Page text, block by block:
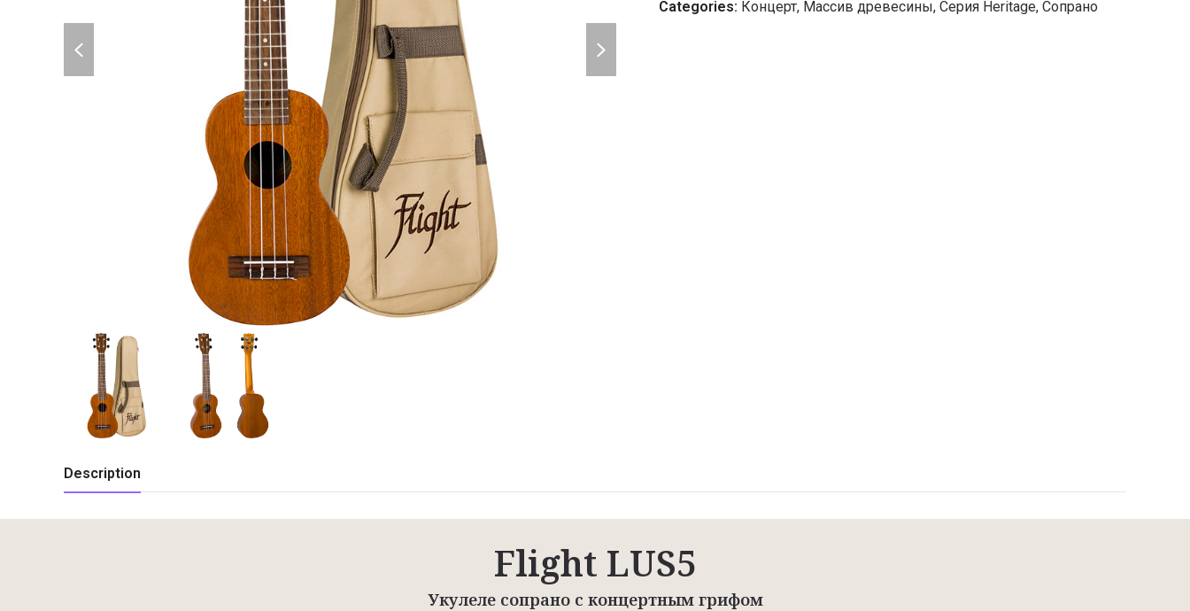
slide
slide
Categories: Концерт, Массив древесины, Серия Heritage, Сопрано
Description
Flight LUS5
Укулеле сопрано с концертным грифом